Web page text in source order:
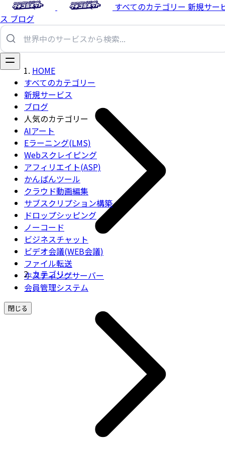
すべてのカテゴリー 新規サー
ス ブログ
すべてのカテゴリー
新規サービス
ブログ
人気のカテゴリー
AIアート
Eラーニング(LMS)
Webスクレイピング
アフィリエイト(ASP)
かんばんツール
クラウド動画編集
サブスクリプション構築
ドロップシッピング
ノーコード
ビジネスチャット
ビデオ会議(WEB会議)
ファイル転送
ホスティングサーバー
会員管理システム
閉じる
HOME
カテゴリー